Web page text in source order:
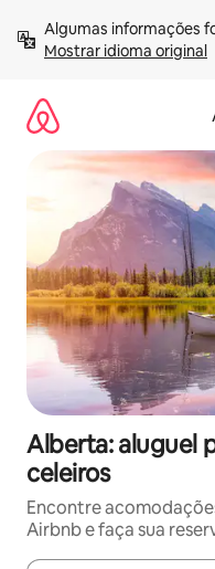
para
Mostrar idioma original
Alberta: aluguel
celeiros
Encontre
Airbnb e faça sua